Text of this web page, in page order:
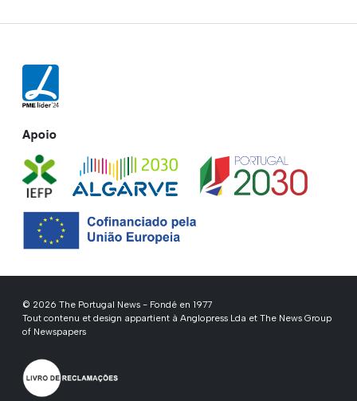
Apoio
© 2026 The Portugal News - Fondé en 1977
Tout contenu et design appartient à Anglopress Lda et The News Group
of Newspapers